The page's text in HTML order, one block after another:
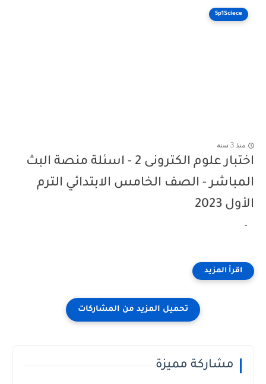
5p1Sciece
منذ 3 سنة
اختبار علوم الكترونى 2 - اسئلة منصة البث
المباشر - الصف الخامس الابتدائي الترم
الأول 2023
-
مشاركة مميزة